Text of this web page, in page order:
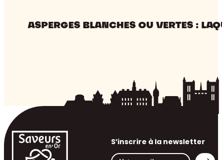
ASPERGES BLANCHES OU VERTES :
S’inscrire à la newsletter